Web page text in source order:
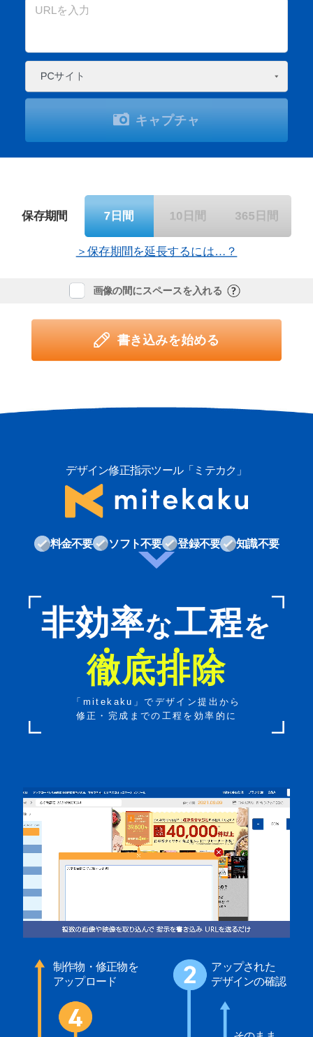
キャプチャ
保存期間 7日間 10日間 365日間
＞保存期間を延長するには…？
画像の間にスペースを入れる
書き込みを始める
デザイン修正指示ツール「ミテカク」
料金不要 ソフト不要 登録不要 知識不要
非効率な工程を
徹底排除
「mitekaku」でデザイン提出から
修正・完成までの工程を効率的に
制作物・修正物を
アップロード
アップされた
デザインの確認